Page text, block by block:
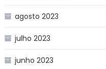
agosto 2023
julho 2023
junho 2023